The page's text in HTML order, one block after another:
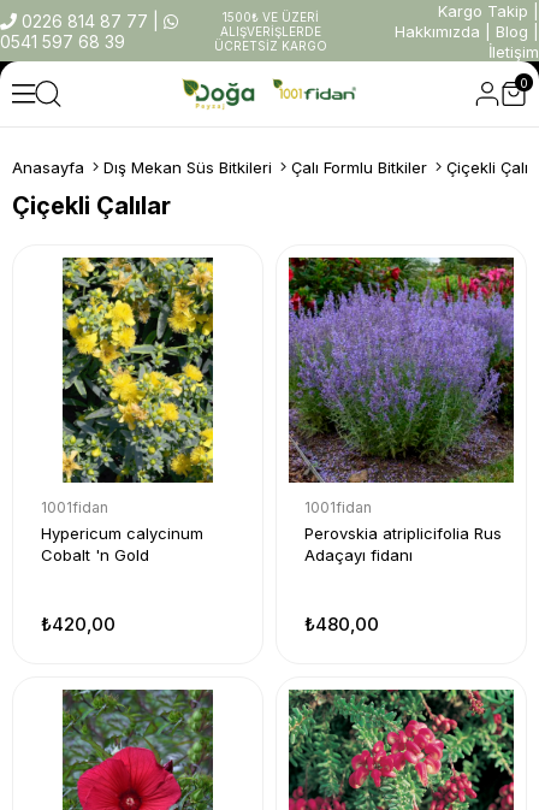
0226 814 87 77
0541 597 68 39
1500₺ VE ÜZERİ
ALIŞVERİŞLERDE
ÜCRETSİZ KARGO
Kargo Takip
Hakkımızda
Blog
İletişim
0
Anasayfa Dış Mekan Süs Bitkileri Çalı Formlu Bitkiler Çiçekli
Çiçekli Çalılar
1001fidan
Hypericum calycinum
Cobalt 'n Gold
₺420,00
1001fidan
Perovskia atriplicifolia Rus
Adaçayı fidanı
₺480,00